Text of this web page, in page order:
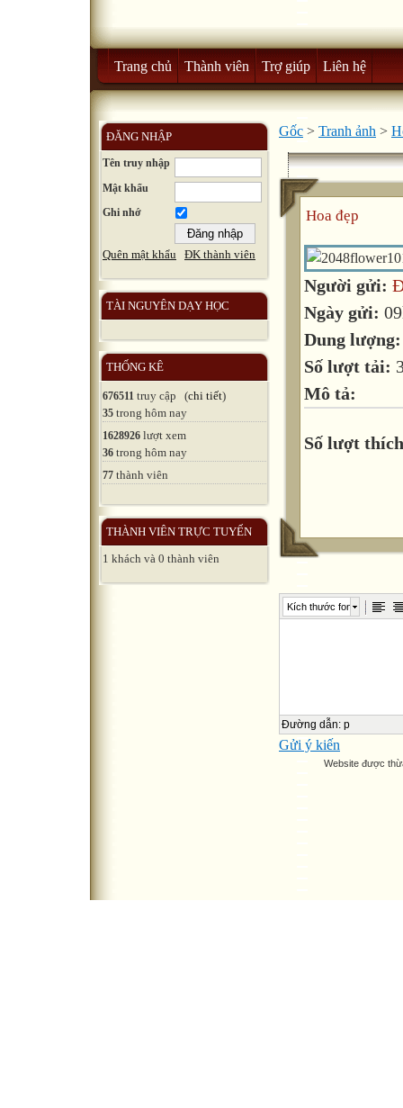
Trang chủ Thành viên Trợ giúp Liên hệ
ĐĂNG NHẬP
Tên truy nhập
Mật khẩu
Ghi nhớ
Quên mật khẩu ĐK thành viên
TÀI NGUYÊN DẠY HỌC
THỐNG KÊ
676511 truy cập (chi tiết)
35 trong hôm nay
1628926 lượt xem
36 trong hôm nay
77 thành viên
THÀNH VIÊN TRỰC TUYẾN
1 khách và 0 thành viên
Gốc > Tranh ảnh >
Hoa đẹp
Người gửi:
Ngày gửi:
Dung
Số lượt tải:
Mô tả:
Số lượt
Kích thước font
Đường dẫn: p
Gửi ý kiến
Website được